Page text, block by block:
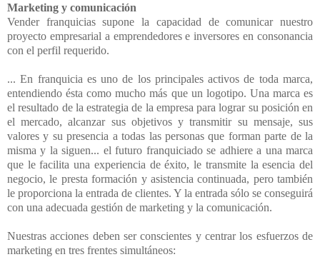
Marketing y comunicación
Vender franquicias supone la capacidad de comunicar nuestro
proyecto empresarial a emprendedores e inversores en consonancia
con el perfil requerido.
... En franquicia es uno de los principales activos de toda marca,
entendiendo ésta como mucho más que un logotipo. Una marca es
el resultado de la estrategia de la empresa para lograr su posición en
el mercado, alcanzar sus objetivos y transmitir su mensaje, sus
valores y su presencia a todas las personas que forman parte de la
misma y la siguen... el futuro franquiciado se adhiere a una marca
que le facilita una experiencia de éxito, le transmite la esencia del
negocio, le presta formación y asistencia continuada, pero también
le proporciona la entrada de clientes. Y la entrada sólo se conseguirá
con una adecuada gestión de marketing y la comunicación.
Nuestras acciones deben ser conscientes y centrar los esfuerzos de
marketing en tres frentes simultáneos: